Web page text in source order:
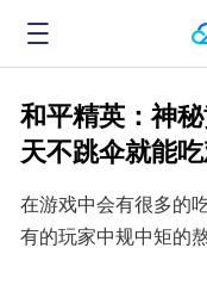
和平精英：神
天不跳伞就能吃
在游戏中会有很多的
有的玩家中规中矩的